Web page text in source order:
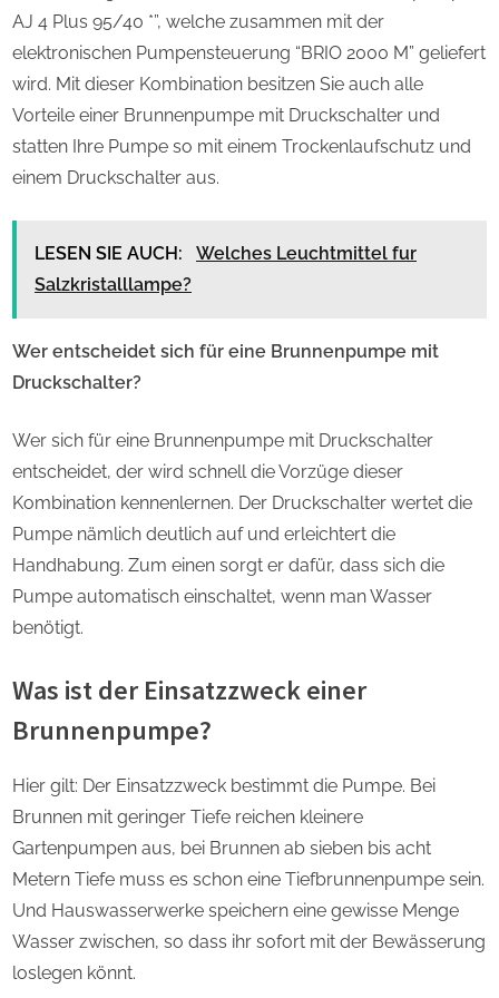
AJ 4 Plus 95/40 *”, welche zusammen mit der
elektronischen Pumpensteuerung “BRIO 2000 M” geliefert
wird. Mit dieser Kombination besitzen Sie auch alle
Vorteile einer Brunnenpumpe mit Druckschalter und
statten Ihre Pumpe so mit einem Trockenlaufschutz und
einem Druckschalter aus.
LESEN SIE AUCH:
Welches Leuchtmittel fur
Salzkristalllampe?
Wer entscheidet sich für eine Brunnenpumpe mit
Druckschalter?
Wer sich für eine Brunnenpumpe mit Druckschalter
entscheidet, der wird schnell die Vorzüge dieser
Kombination kennenlernen. Der Druckschalter wertet die
Pumpe nämlich deutlich auf und erleichtert die
Handhabung. Zum einen sorgt er dafür, dass sich die
Pumpe automatisch einschaltet, wenn man Wasser
benötigt.
Was ist der Einsatzzweck einer
Brunnenpumpe?
Hier gilt: Der Einsatzzweck bestimmt die Pumpe. Bei
Brunnen mit geringer Tiefe reichen kleinere
Gartenpumpen aus, bei Brunnen ab sieben bis acht
Metern Tiefe muss es schon eine Tiefbrunnenpumpe sein.
Und Hauswasserwerke speichern eine gewisse Menge
Wasser zwischen, so dass ihr sofort mit der Bewässerung
loslegen könnt.